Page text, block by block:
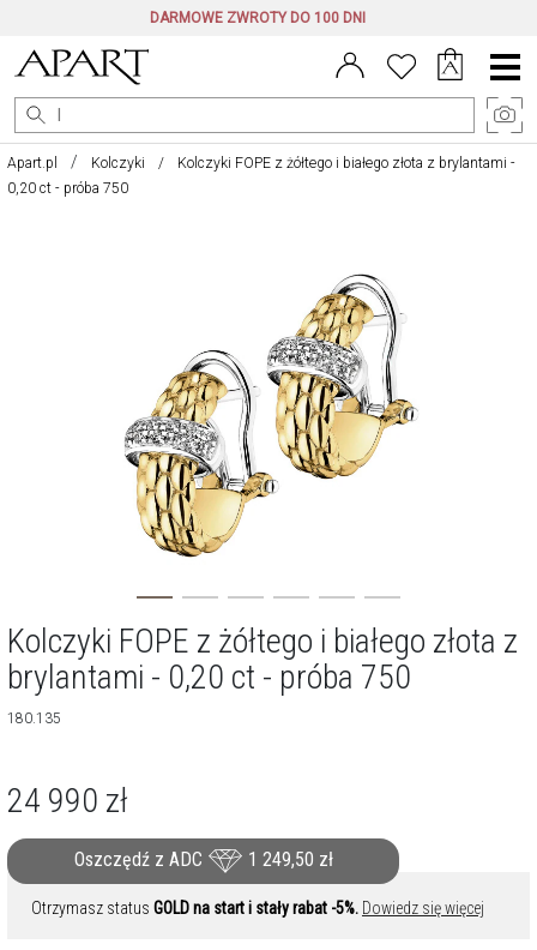
DARMOWE ZWROTY DO 100 DNI
Menu
główne
Apart.pl Kolczyki
Kolczyki FOPE z żółtego i białego złota z brylantami -
0,20 ct - próba 750
Kolczyki FOPE z żółtego i białego złota z
brylantami - 0,20 ct - próba 750
180.135
24 990 zł
Oszczędź z ADC 1 249,50 zł
Otrzymasz status GOLD na start i stały rabat -5%. Dowiedz się więcej